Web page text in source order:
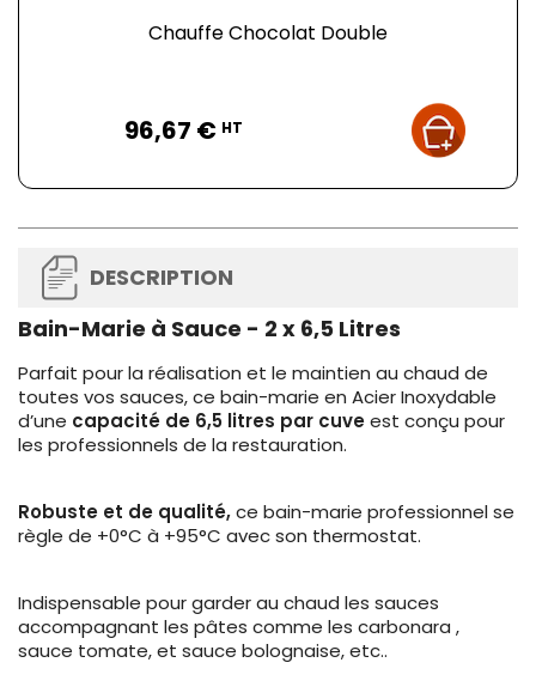
Chauffe Chocolat Double
96,67 € HT
DESCRIPTION
Bain-Marie à Sauce - 2 x 6,5 Litres
Parfait pour la réalisation et le maintien au chaud de
toutes vos sauces, ce bain-marie en Acier Inoxydable
d’une capacité de 6,5 litres par cuveest conçu pour
les professionnels de la restauration.
Robuste et de qualité,ce bain-marie professionnel se
règle de +0°C à +95°C avec son thermostat.
Indispensable pour garder au chaud les sauces
accompagnant les pâtes comme les carbonara ,
sauce tomate, et sauce bolognaise, etc..